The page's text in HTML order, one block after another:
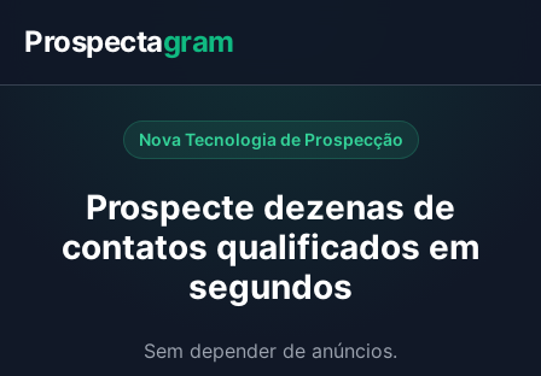
Prospectagram
Nova Tecnologia de Prospecção
Prospecte dezenas de
contatos qualificados em
segundos
Sem depender de anúncios.